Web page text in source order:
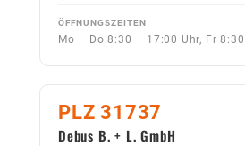
ÖFFNUNGSZEITEN
Mo – Do 8:30 – 17:00 Uhr, Fr
PLZ 31737
Debus B. + L. GmbH